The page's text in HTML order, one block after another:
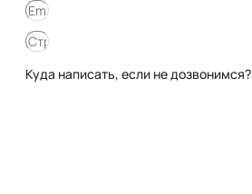
Куда написать, если не дозвонимся?